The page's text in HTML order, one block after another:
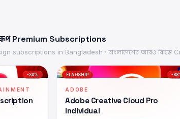
Premium Subscriptions
subscriptions in Bangladesh · বাংলাদেশের আরও বিশ্বস্ত
-30% FLAGSHIP -88
ADOBE
Adobe Creative Cloud Pro
Individual